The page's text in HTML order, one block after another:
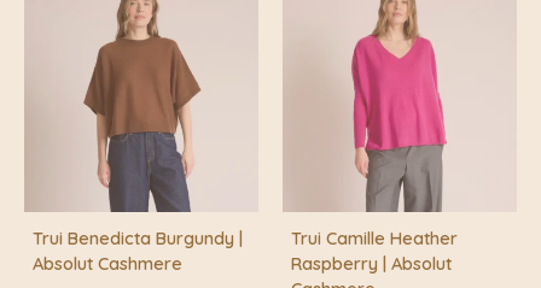
Trui Benedicta Burgundy |
Absolut Cashmere
Trui Camille Heather
Raspberry | Absolut